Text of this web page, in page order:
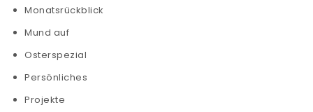
Monatsrückblick
Mund auf
Osterspezial
Persönliches
Projekte